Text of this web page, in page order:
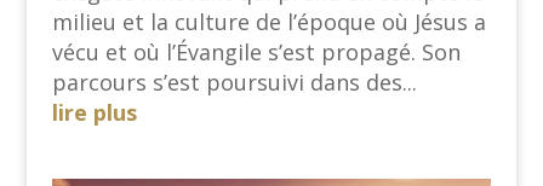
milieu et la culture de l’époque où Jésus a
vécu et où l’Évangile s’est propagé. Son
parcours s’est poursuivi dans des...
lire plus